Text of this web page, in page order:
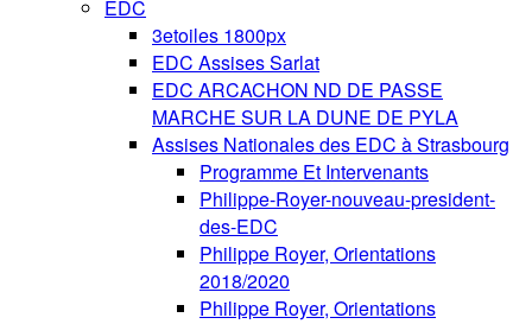
EDC
3etoiles 1800px
EDC Assises Sarlat
EDC ARCACHON ND DE PASSE
MARCHE SUR LA DUNE DE PYLA
Assises Nationales des EDC à Strasbourg
Programme Et Intervenants
Philippe-Royer-nouveau-president-
des-EDC
Philippe Royer, Orientations
2018/2020
Philippe Royer, Orientations